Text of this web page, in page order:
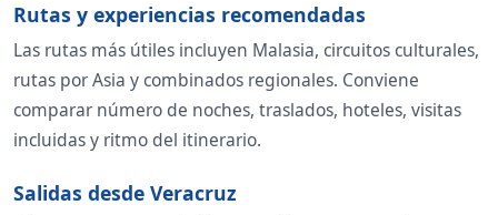
Rutas y experiencias recomendadas
Las rutas más útiles incluyen Malasia, circuitos culturales,
rutas por Asia y combinados regionales. Conviene
comparar número de noches, traslados, hoteles, visitas
incluidas y ritmo del itinerario.
Salidas desde Veracruz